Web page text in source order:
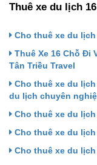
Thuê xe du lịch
Cho thuê xe du
Thuê Xe 16 Chỗ Đi
Tân Triều Travel
Cho thuê xe du
du lịch chuyên
Cho thuê xe du
Cho thuê xe du
Cho thuê xe du